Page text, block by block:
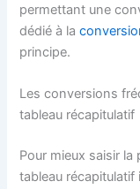
permettant une
dédié à la
principe.
Les conversions
tableau récapitulatif
Pour mieux saisir
tableau